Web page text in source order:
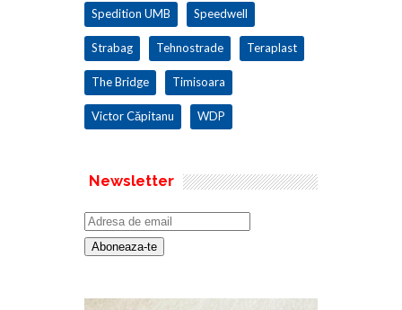
Spedition UMB Speedwell
Strabag Tehnostrade Teraplast
The Bridge Timisoara
Victor Căpitanu WDP
Newsletter